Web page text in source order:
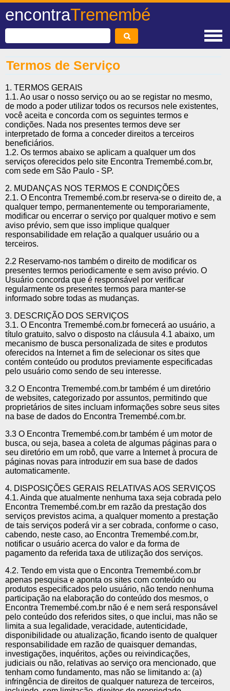
encontraTremembé
Termos de Serviço
1. TERMOS GERAIS
1.1. Ao usar o nosso serviço ou ao se registar no mesmo,
de modo a poder utilizar todos os recursos nele existentes,
você aceita e concorda com os seguintes termos e
condições. Nada nos presentes termos deve ser
interpretado de forma a conceder direitos a terceiros
beneficiários.
1.2. Os termos abaixo se aplicam a qualquer um dos
serviços oferecidos pelo site Encontra Tremembé.com.br,
com sede em São Paulo - SP.
2. MUDANÇAS NOS TERMOS E CONDIÇÕES
2.1. O Encontra Tremembé.com.br reserva-se o direito de, a
qualquer tempo, permanentemente ou temporariamente,
modificar ou encerrar o serviço por qualquer motivo e sem
aviso prévio, sem que isso implique qualquer
responsabilidade em relação a qualquer usuário ou a
terceiros.
2.2 Reservamo-nos também o direito de modificar os
presentes termos periodicamente e sem aviso prévio. O
Usuário concorda que é responsável por verificar
regularmente os presentes termos para manter-se
informado sobre todas as mudanças.
3. DESCRIÇÃO DOS SERVIÇOS
3.1. O Encontra Tremembé.com.br fornecerá ao usuário, a
título gratuito, salvo o disposto na cláusula 4.1 abaixo, um
mecanismo de busca personalizada de sites e produtos
oferecidos na Internet a fim de selecionar os sites que
contém conteúdo ou produtos previamente especificadas
pelo usuário como sendo de seu interesse.
3.2 O Encontra Tremembé.com.br também é um diretório
de websites, categorizado por assuntos, permitindo que
proprietários de sites incluam informações sobre seus sites
na base de dados do Encontra Tremembé.com.br.
3.3 O Encontra Tremembé.com.br também é um motor de
busca, ou seja, basea a coleta de algumas páginas para o
seu diretório em um robô, que varre a Internet à procura de
páginas novas para introduzir em sua base de dados
automaticamente.
4. DISPOSIÇÕES GERAIS RELATIVAS AOS SERVIÇOS
4.1. Ainda que atualmente nenhuma taxa seja cobrada pelo
Encontra Tremembé.com.br em razão da prestação dos
serviços previstos acima, a qualquer momento a prestação
de tais serviços poderá vir a ser cobrada, conforme o caso,
cabendo, neste caso, ao Encontra Tremembé.com.br,
notificar o usuário acerca do valor e da forma de
pagamento da referida taxa de utilização dos serviços.
4.2. Tendo em vista que o Encontra Tremembé.com.br
apenas pesquisa e aponta os sites com conteúdo ou
produtos especificados pelo usuário, não tendo nenhuma
participação na elaboração do conteúdo dos mesmos, o
Encontra Tremembé.com.br não é e nem será responsável
pelo conteúdo dos referidos sites, o que inclui, mas não se
limita a sua legalidade, veracidade, autenticidade,
disponibilidade ou atualização, ficando isento de qualquer
responsabilidade em razão de quaisquer demandas,
investigações, inquéritos, ações ou reivindicações,
judiciais ou não, relativas ao serviço ora mencionado, que
tenham como fundamento, mas não se limitando a: (a)
infringência de direitos de qualquer natureza de terceiros,